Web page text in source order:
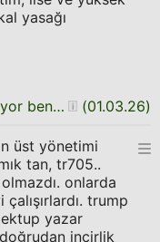
yasağı
Karim iceride uyuyor ben seni dusunuyorum (01.03.26)
üst yönetimi
tan, tr705..
onlarda
trump
yazar
incirlik